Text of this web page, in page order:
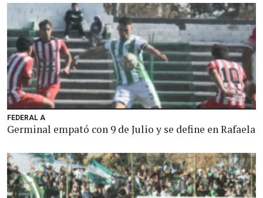
FEDERAL A
Germinal empató con 9 de Julio y se define en Rafaela